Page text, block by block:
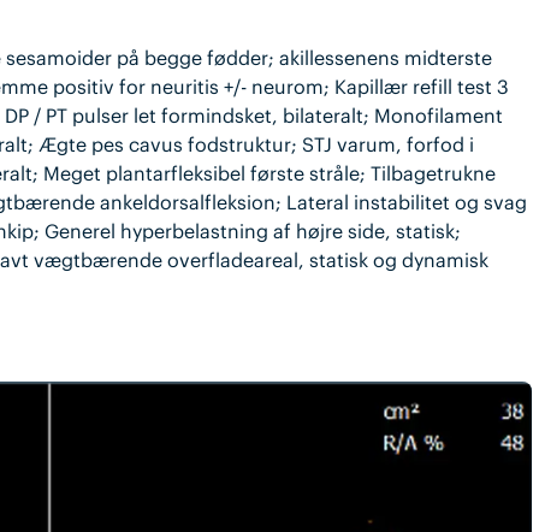
på begge fødder; akillessenens midterste
positiv for neuritis +/- neurom; Kapillær refill test 3
/ PT pulser let formindsket, bilateralt; Monofilament
Ægte pes cavus fodstruktur; STJ varum, forfod i
Meget plantarfleksibel første stråle; Tilbagetrukne
ankeldorsalfleksion; Lateral instabilitet og svag
Generel hyperbelastning af højre side, statisk;
vægtbærende overfladeareal, statisk og dynamisk